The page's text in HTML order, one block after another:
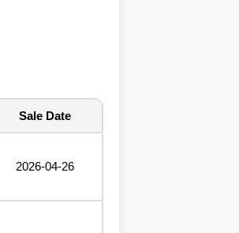
Sale Date
2026-04-26